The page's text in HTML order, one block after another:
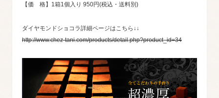
【価 格】1箱1個入り 950円(税込・送料別)
ダイヤモンドショコラ詳細ページはこちら↓↓
http://www.chez-tani.com/products/detail.php?product_id=34